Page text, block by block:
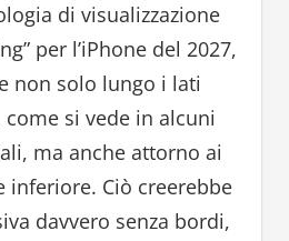
di visualizzazione
per l’iPhone del 2027,
non solo lungo i lati
si vede in alcuni
ma anche attorno ai
inferiore. Ciò creerebbe
davvero senza bordi,